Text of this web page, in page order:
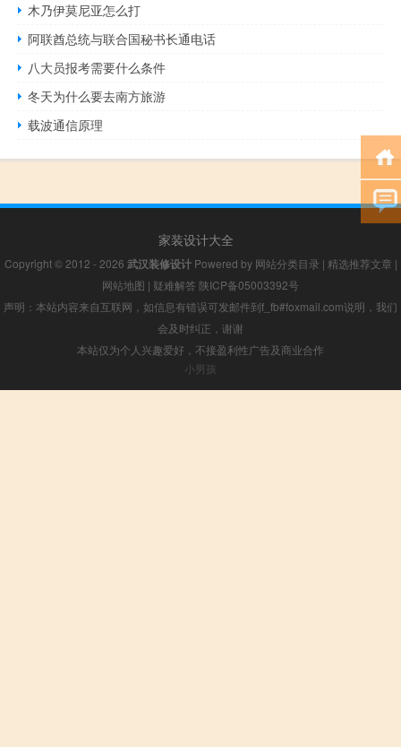
木乃伊莫尼亚怎么打
阿联酋总统与联合国秘书长通电话
八大员报考需要什么条件
冬天为什么要去南方旅游
载波通信原理
家装设计大全
Copyright © 2012 - 2026 武汉装修设计Powered by 网站分类目录 | 精选推荐文章 |
网站地图 | 疑难解答 陕ICP备05003392号
声明：本站内容来自互联网，如信息有错误可发邮件到f_fb#foxmail.com说明，我们
会及时纠正，谢谢
本站仅为个人兴趣爱好，不接盈利性广告及商业合作
小男孩